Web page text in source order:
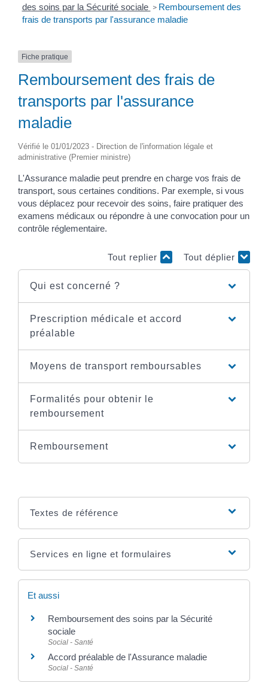
des soins par la Sécurité sociale > Remboursement des
frais de transports par l'assurance maladie
Fiche pratique
Remboursement des frais de
transports par l'assurance
maladie
Vérifié le 01/01/2023 - Direction de l'information légale et
administrative (Premier ministre)
L'Assurance maladie peut prendre en charge vos frais de
transport, sous certaines conditions. Par exemple, si vous
vous déplacez pour recevoir des soins, faire pratiquer des
examens médicaux ou répondre à une convocation pour un
contrôle réglementaire.
Tout replier Tout déplier
Qui est concerné ?
Prescription médicale et accord
préalable
Moyens de transport remboursables
Formalités pour obtenir le
remboursement
Remboursement
Textes de référence
Services en ligne et formulaires
Et aussi
Remboursement des soins par la Sécurité
sociale
Social - Santé
Accord préalable de l'Assurance maladie
Social - Santé